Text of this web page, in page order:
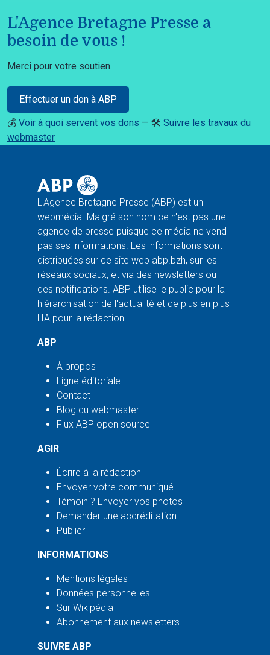
L'Agence Bretagne Presse a
besoin de vous !
Merci pour votre soutien.
Effectuer un don à ABP
💰 Voir à quoi servent vos dons — 🛠️ Suivre les travaux du
webmaster
L'Agence Bretagne Presse (ABP) est un
webmédia. Malgré son nom ce n'est pas une
agence de presse puisque ce média ne vend
pas ses informations. Les informations sont
distribuées sur ce site web abp.bzh, sur les
réseaux sociaux, et via des newsletters ou
des notifications. ABP utilise le public pour la
hiérarchisation de l'actualité et de plus en plus
l'IA pour la rédaction.
ABP
À propos
Ligne éditoriale
Contact
Blog du webmaster
Flux ABP open source
AGIR
Écrire à la rédaction
Envoyer votre communiqué
Témoin ? Envoyer vos photos
Demander une accréditation
Publier
INFORMATIONS
Mentions légales
Données personnelles
Sur Wikipédia
Abonnement aux newsletters
SUIVRE ABP